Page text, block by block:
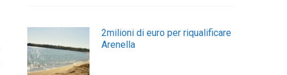
2milioni di euro per riqualificare
Arenella